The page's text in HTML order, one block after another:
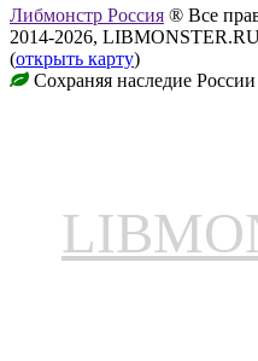
Либмонстр Россия ® Все
2014-2026,
(открыть карту)
Сохраняя наследие России